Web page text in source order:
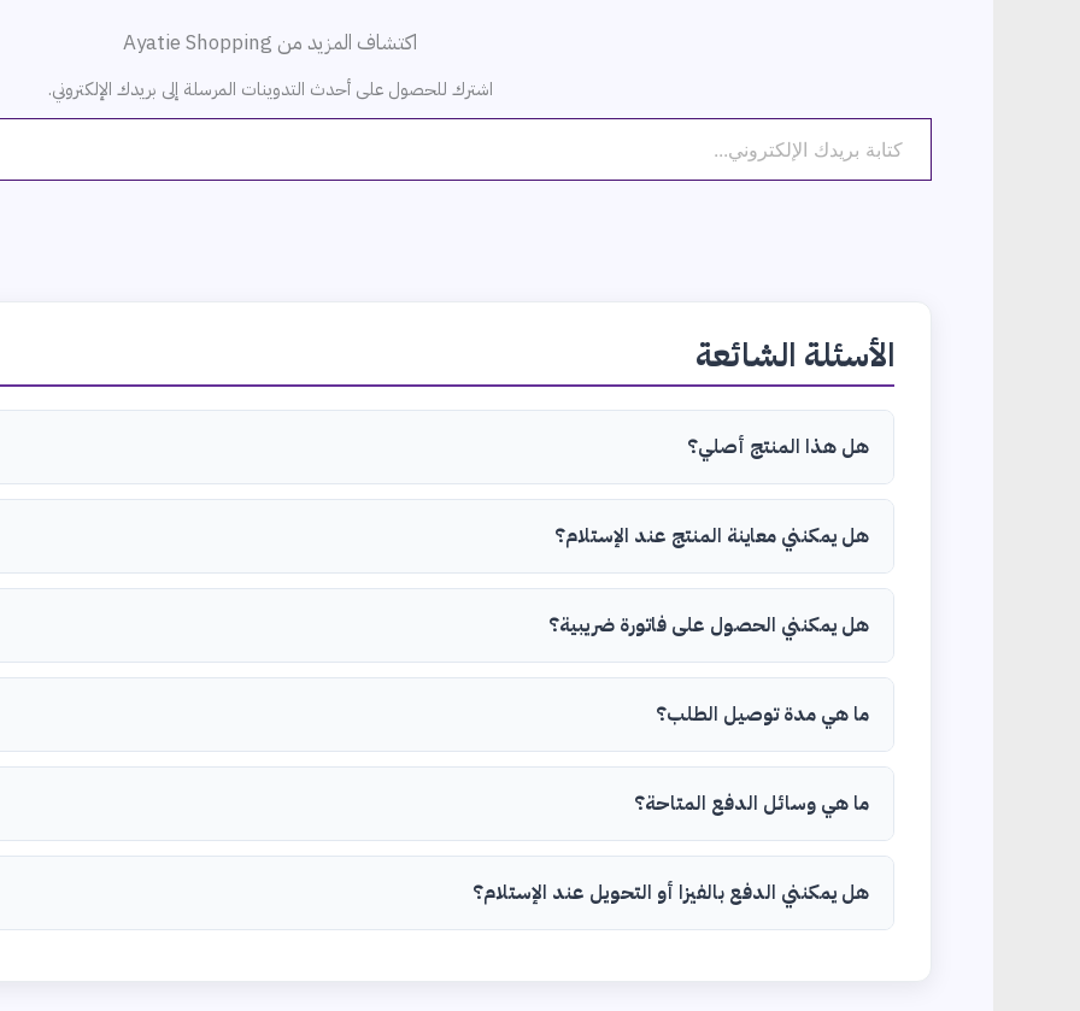
اكتشاف المزيد من Ayatie Shopping
اشترك للحصول على أحدث التدوينات المرسلة إلى بريدك الإلكتروني.
كتابة بريدك الإلكتروني...
الأسئلة الشائعة
هل هذا المنتج أصلي؟
هل يمكنني معاينة المنتج عند الإستلام؟
هل يمكنني الحصول على فاتورة ضريبية؟
ما هي مدة توصيل الطلب؟
ما هي وسائل الدفع المتاحة؟
هل يمكنني الدفع بالفيزا أو التحويل عند الإستلام؟